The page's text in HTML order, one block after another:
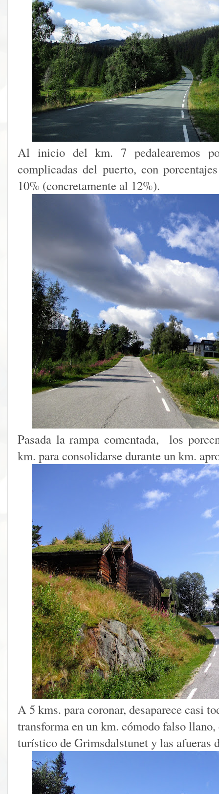
Al inicio del km. 7 pedalearemos
complicadas del puerto, con
10% (concretamente al 12%).
Pasada la rampa comentada, los
km. para consolidarse durante un km.
A 5 kms. para coronar, desaparece casi
transforma en un km. cómodo falso
turístico de Grimsdalstunet y las afueras